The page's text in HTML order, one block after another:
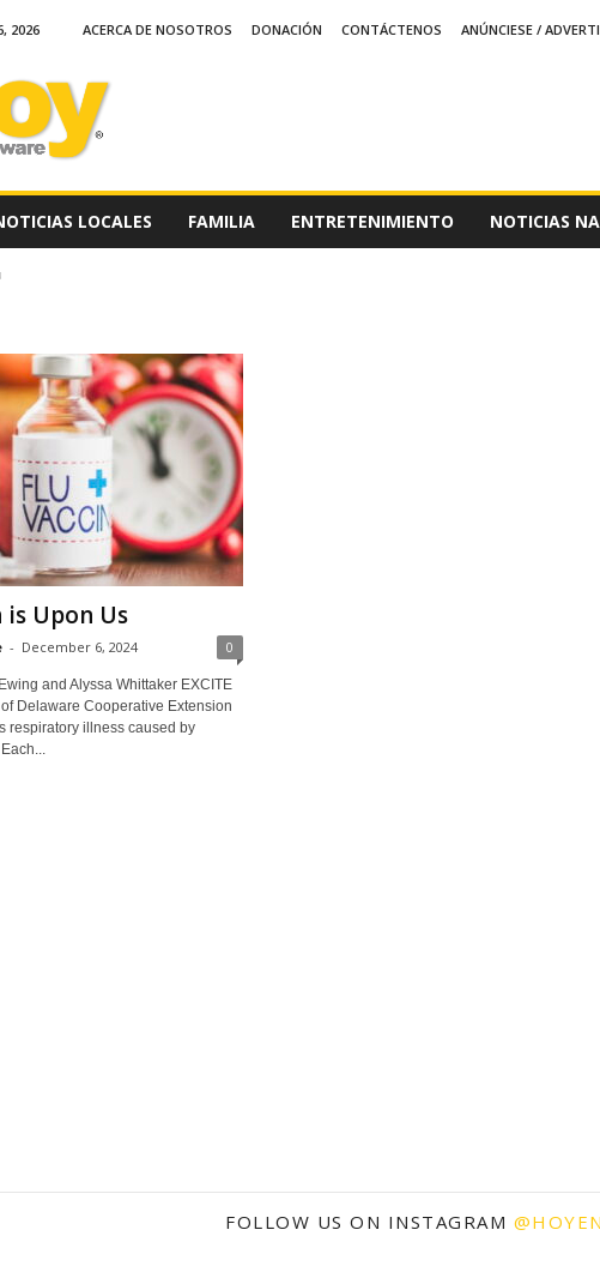
2026 ACERCA DE NOSOTROS DONACIÓN CONTÁCTENOS ANÚNCIESE /
LOCALES FAMILIA ENTRETENIMIENTO NOTICIAS
is Upon Us
- December 6, 2024 0
and Alyssa Whittaker EXCITE
Delaware Cooperative Extension
respiratory illness caused by
FOLLOW US ON INSTAGRAM